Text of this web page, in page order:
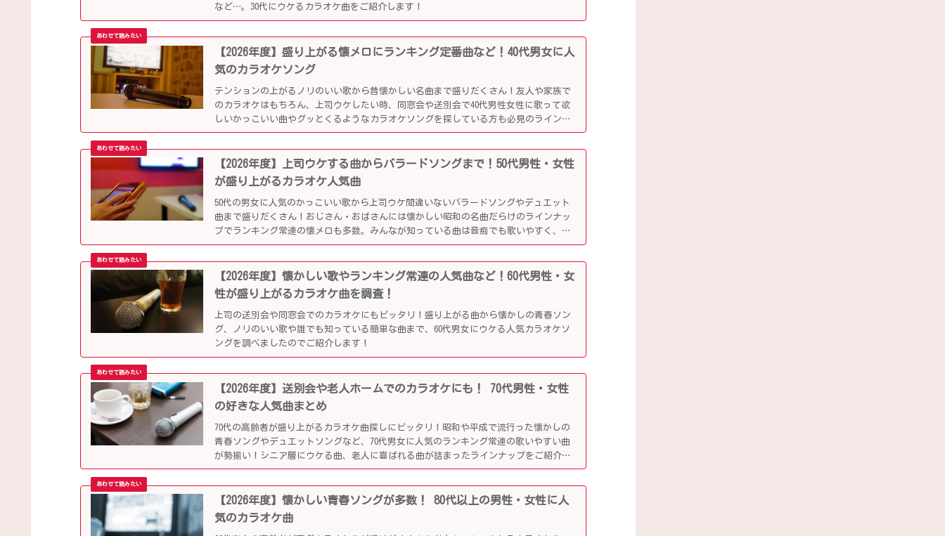
など…。30代にウケるカラオケ曲をご紹介します！
【2026年度】盛り上がる懐メロにランキング定番曲など！40代男女に人
気のカラオケソング
テンションの上がるノリのいい歌から昔懐かしい名曲まで盛りだくさん！友人や家族で
のカラオケはもちろん、上司ウケしたい時、同窓会や送別会で40代男性女性に歌って欲
しいかっこいい曲やグッとくるようなカラオケソングを探している方も必見のラインナ
ップになっています！
【2026年度】上司ウケする曲からバラードソングまで！50代男性・女性
が盛り上がるカラオケ人気曲
50代の男女に人気のかっこいい歌から上司ウケ間違いないバラードソングやデュエット
曲まで盛りだくさん！おじさん・おばさんには懐かしい昭和の名曲だらけのラインナッ
プでランキング常連の懐メロも多数。みんなが知っている曲は音痴でも歌いやすく、送
別会や同窓会などでも盛り上がるはず！
【2026年度】懐かしい歌やランキング常連の人気曲など！60代男性・女
性が盛り上がるカラオケ曲を調査！
上司の送別会や同窓会でのカラオケにもピッタリ！盛り上がる曲から懐かしの青春ソン
グ、ノリのいい歌や誰でも知っている簡単な曲まで、60代男女にウケる人気カラオケソ
ングを調べましたのでご紹介します！
【2026年度】送別会や老人ホームでのカラオケにも！ 70代男性・女性
の好きな人気曲まとめ
70代の高齢者が盛り上がるカラオケ曲探しにピッタリ！昭和や平成で流行った懐かしの
青春ソングやデュエットソングなど、70代男女に人気のランキング常連の歌いやすい曲
が勢揃い！シニア層にウケる曲、老人に喜ばれる曲が詰まったラインナップをご紹介し
ます。
【2026年度】懐かしい青春ソングが多数！ 80代以上の男性・女性に人
気のカラオケ曲